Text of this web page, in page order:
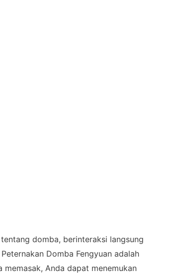
domba, berinteraksi langsung
Domba Fengyuan adalah
Anda dapat menemukan